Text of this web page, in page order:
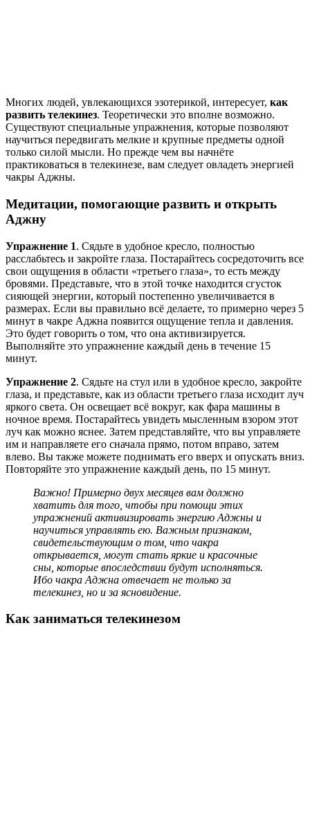
Многих людей, увлекающихся эзотерикой, интересует, как
развить телекинез. Теоретически это вполне возможно.
Существуют специальные упражнения, которые позволяют
научиться передвигать мелкие и крупные предметы одной
только силой мысли. Но прежде чем вы начнёте
практиковаться в телекинезе, вам следует овладеть энергией
чакры Аджны.
Медитации, помогающие развить и открыть
Аджну
Упражнение 1. Сядьте в удобное кресло, полностью
расслабьтесь и закройте глаза. Постарайтесь сосредоточить все
свои ощущения в области «третьего глаза», то есть между
бровями. Представьте, что в этой точке находится сгусток
сияющей энергии, который постепенно увеличивается в
размерах. Если вы правильно всё делаете, то примерно через 5
минут в чакре Аджна появится ощущение тепла и давления.
Это будет говорить о том, что она активизируется.
Выполняйте это упражнение каждый день в течение 15
минут.
Упражнение 2. Сядьте на стул или в удобное кресло, закройте
глаза, и представьте, как из области третьего глаза исходит луч
яркого света. Он освещает всё вокруг, как фара машины в
ночное время. Постарайтесь увидеть мысленным взором этот
луч как можно яснее. Затем представляйте, что вы управляете
им и направляете его сначала прямо, потом вправо, затем
влево. Вы также можете поднимать его вверх и опускать вниз.
Повторяйте это упражнение каждый день, по 15 минут.
Важно! Примерно двух месяцев вам должно
хватить для того, чтобы при помощи этих
упражнений активизировать энергию Аджны и
научиться управлять ею. Важным признаком,
свидетельствующим о том, что чакра
открывается, могут стать яркие и красочные
сны, которые впоследствии будут исполняться.
Ибо чакра Аджна отвечает не только за
телекинез, но и за ясновидение.
Как заниматься телекинезом